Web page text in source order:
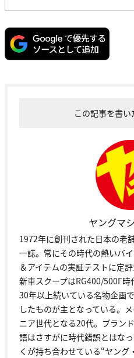
この記事を書
ヤングマ
1972年に創刊された日本の老
一誌。常にその時代の熱いバ
＆アイテムの実証テストに定
新車スクープはRG400/500Γ
30年以上続いている名物企画
したものが主となっている。
ニア世代となる20代。ブラン
語はさすがに時代錯誤とはな
くが持ち合わせている“ヤング